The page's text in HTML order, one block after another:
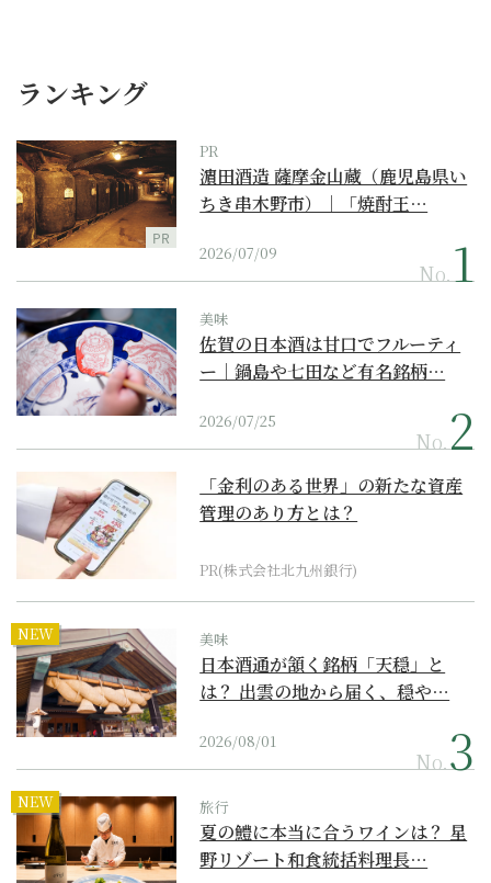
ランキング
PR
PR
濵田酒造 薩摩金山蔵（鹿児島県い
ちき串木野市）｜「焼酎王…
2026/07/09
No.
美味
佐賀の日本酒は甘口でフルーティ
ー｜鍋島や七田など有名銘柄…
2026/07/25
No.
「金利のある世界」の新たな資産
管理のあり方とは？
PR(株式会社北九州銀行)
NEW 美味
日本酒通が頷く銘柄「天穏」と
は？ 出雲の地から届く、穏や…
2026/08/01
No.
NEW 旅行
夏の鱧に本当に合うワインは？ 星
野リゾート和食統括料理長…